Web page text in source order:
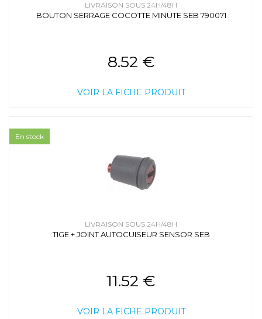
LIVRAISON SOUS 24H/48H
BOUTON SERRAGE COCOTTE MINUTE SEB 790071
8.52 €
VOIR LA FICHE PRODUIT
LIVRAISON SOUS 24H/48H
TIGE + JOINT AUTOCUISEUR SENSOR SEB
11.52 €
VOIR LA FICHE PRODUIT
En stock